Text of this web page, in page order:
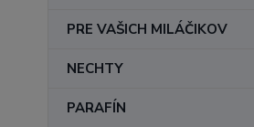
PRE VAŠICH MILÁČIKOV
NECHTY
PARAFÍN